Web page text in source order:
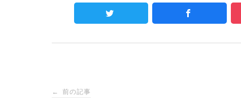
Post
← 前の記事